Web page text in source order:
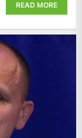
READ MORE